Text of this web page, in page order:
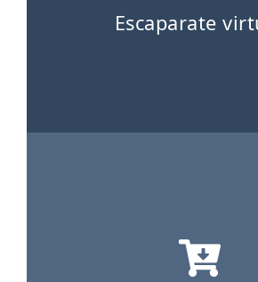
Escaparate